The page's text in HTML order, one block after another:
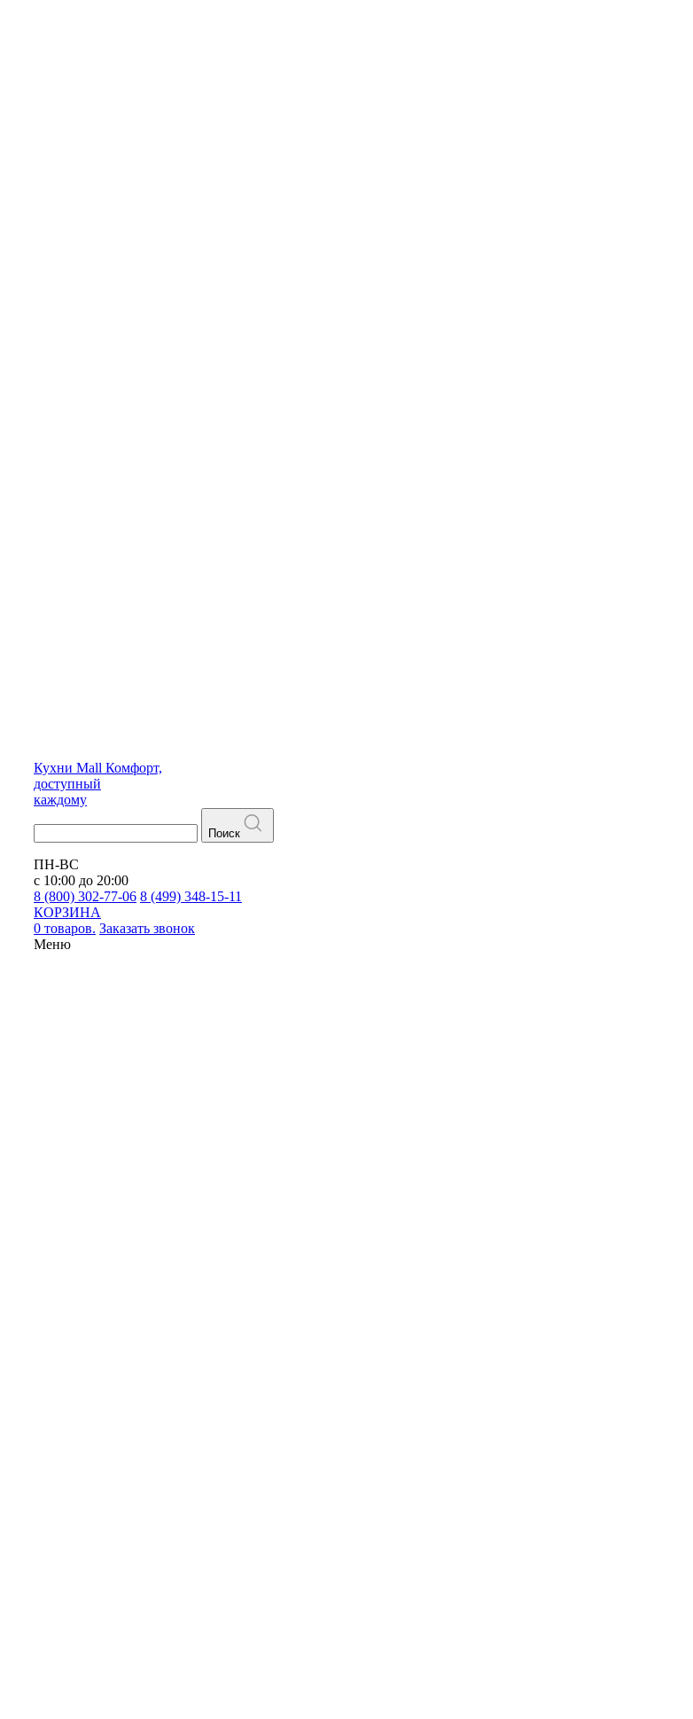
Кухни Mall Комфорт,
доступный
каждому
Поиск
ПН-ВС
с 10:00 до 20:00
8 (800) 302-77-06 8 (499) 348-15-11
КОРЗИНА
0 товаров. Заказать звонок
Меню